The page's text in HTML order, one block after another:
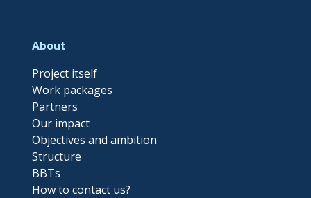
About
Project itself
Work packages
Partners
Our impact
Objectives and ambition
Structure
BBTs
How to contact us?